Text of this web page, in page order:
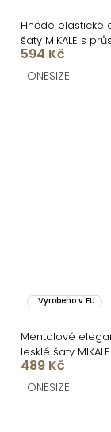
Hnědé elastické
šaty MIKALE s
594 Kč
ONESIZE
Vyrobeno v EU
Mentolové
lesklé šaty
průstřihy
489 Kč
ONESIZE